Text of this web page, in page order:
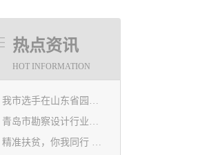
热点资讯
HOT INFORMATION
我市选手在山东省园林景观设计创意职业技能竞赛中勇夺佳绩
青岛市勘察设计行业民事纠纷调解协调中心正式揭牌成立
精准扶贫，你我同行 ——协会荣获全市2018年度脱贫攻坚和扶贫协作先进集体